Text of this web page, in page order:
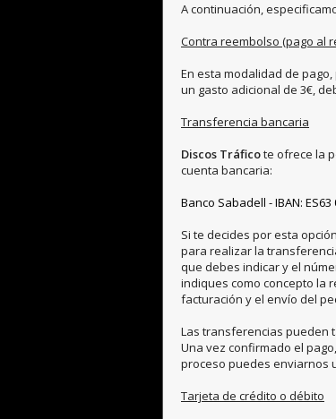
A continuación,
Contra reembolso (pago al
En esta modalidad de
un gasto adicional de 3€,
Transferencia bancaria
Discos Tráficote ofrece la
cuenta bancaria:
Banco Sabadell - IBAN: ES63
Si te decides por esta
para realizar la
que debes indicar y el
indiques como concepto la
facturación y el envío del
Las transferencias pueden
Una vez confirmado el
proceso puedes enviarnos
Tarjeta de crédito o débito